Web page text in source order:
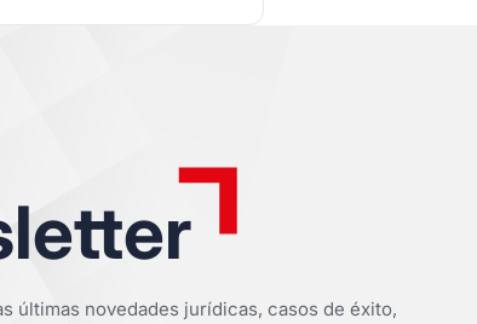
últimas novedades jurídicas, casos de éxito,